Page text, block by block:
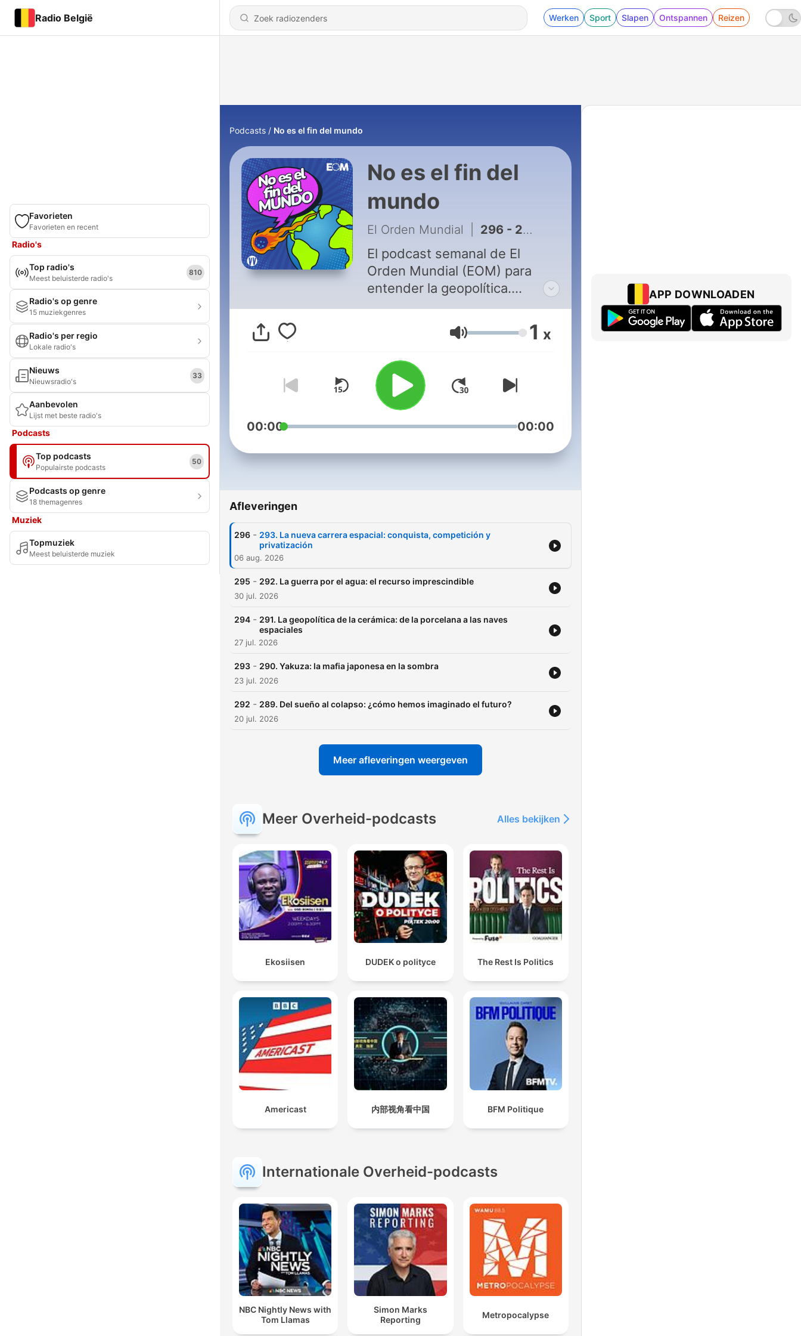
Radio België Werken Sport Slapen Ontspannen Reizen
Favorieten
Favorieten en recent
Radio's
Top radio's
Meest beluisterde radio's
810
Radio's op genre
15 muziekgenres
Radio's per regio
Lokale radio's
Nieuws
Nieuwsradio's
33
Aanbevolen
Lijst met beste radio's
Podcasts
Top podcasts
Populairste podcasts
50
Podcasts op genre
18 themagenres
Muziek
Topmuziek
Meest beluisterde muziek
Podcasts No es el fin del mundo
No es el fin del
mundo
El Orden Mundial 296 - 293. La nueva carrera espacial: conquista, competición y privatización
El podcast semanal de El
Orden Mundial (EOM) para
entender la geopolítica.
Análisis, contexto y matices
sobre la realidad internacional.
Porque estar al día de qué
pasa más allá de nuestras
fronteras no debería ser ni
complicado ni aburrido.
Síguenos en redes en
@elordenmundial y descubre
https://elordenmundial.com/
Village.
Volume 1 x
00:00 00:00
Afleveringen
296 - 293. La nueva carrera espacial: conquista, competición y
privatización
06 aug. 2026
295 - 292. La guerra por el agua: el recurso imprescindible
30 jul. 2026
294 - 291. La geopolítica de la cerámica: de la porcelana a las naves
espaciales
27 jul. 2026
293 - 290. Yakuza: la mafia japonesa en la sombra
23 jul. 2026
292 - 289. Del sueño al colapso: ¿cómo hemos imaginado el futuro?
20 jul. 2026
Meer afleveringen weergeven
Meer Overheid-podcasts Alles bekijken
Ekosiisen DUDEK o polityce The Rest Is Politics
Americast 内部视角看中国 BFM Politique
Internationale Overheid-podcasts
NBC Nightly News with
Tom Llamas
Simon Marks
Reporting
Metropocalypse
APP DOWNLOADEN